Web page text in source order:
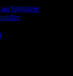
og højttalere